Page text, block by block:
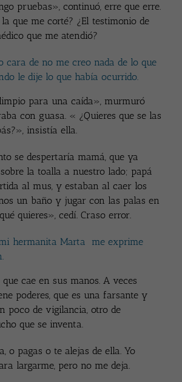
pruebas», continuó, erre que erre.
que me corté? ¿El testimonio de
que me atendió?
cara de no me creo nada de lo que
le dije lo que había ocurrido.
para una caída», murmuró
con guasa. « ¿Quieres que se las
insistía ella.
se despertaría mamá, que ya
la toalla a nuestro lado; papá
al mus, y estaban al caer los
un baño y jugar con las palas en
quieres», cedí. Craso error.
mi hermanita Marta me exprime
cae en sus manos. A veces
poderes, que es una farsante y
poco de vigilancia, otro de
que se inventa.
o pagas o te alejas de ella. Yo
largarme, pero no me deja.